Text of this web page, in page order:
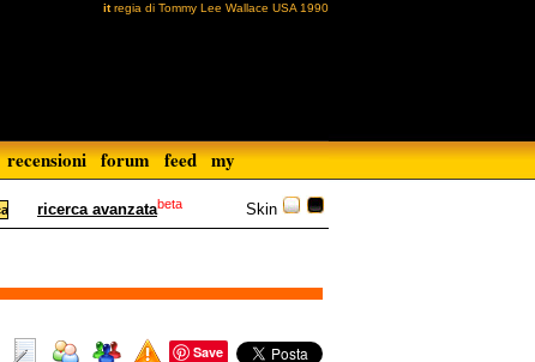
itregia di Tommy Lee Wallace USA 1990
recensioni forum feed my
Skin
ricerca avanzatabeta
Save